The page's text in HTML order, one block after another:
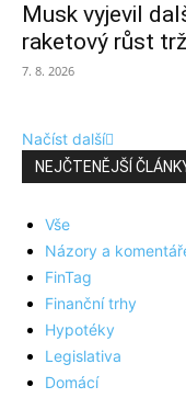
Musk vyjevil
raketový růst
7. 8. 2026
Načíst další
NEJČTENĚJŠÍ
Vše
Názory a
FinTag
Finanční trhy
Hypotéky
Legislativa
Domácí